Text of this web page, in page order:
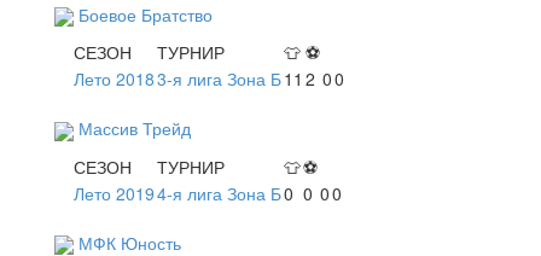
Боевое Братство
СЕЗОН
ТУРНИР 👕 ⚽
Лето 20183-я лига Зона Б11 2 00
Массив Трейд
СЕЗОН
ТУРНИР 👕⚽
Лето 20194-я лига Зона Б0 0 00
МФК Юность